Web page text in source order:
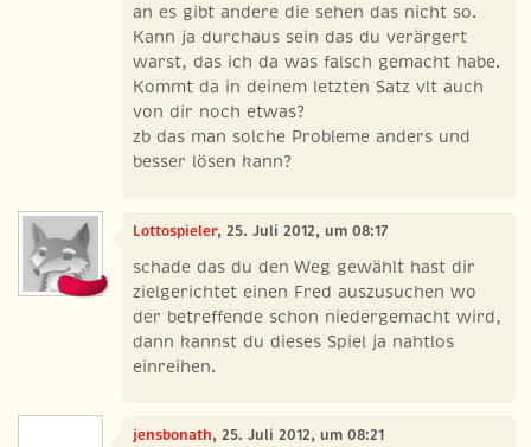
an es gibt andere die sehen das nicht so.
Kann ja durchaus sein das du verärgert
warst, das ich da was falsch gemacht habe.
Kommt da in deinem letzten Satz vlt auch
von dir noch etwas?
zb das man solche Probleme anders und
besser lösen kann?
Lottospieler, 25. Juli 2012, um 08:17
schade das du den Weg gewählt hast dir
zielgerichtet einen Fred auszusuchen wo
der betreffende schon niedergemacht wird,
dann kannst du dieses Spiel ja nahtlos
einreihen.
jensbonath, 25. Juli 2012, um 08:21